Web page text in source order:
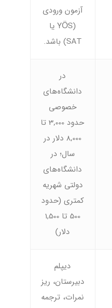
آزمون ورودی
(YÖS یا
SAT) باشد.
در
دانشگاه‌های
خصوصی
حدود 3,000 تا
8,000 دلار در
سال؛ در
دانشگاه‌های
دولتی شهریه
کمتری (حدود
500 تا 1,500
دلار)
دیپلم
دبیرستان، ریز
نمرات، ترجمه